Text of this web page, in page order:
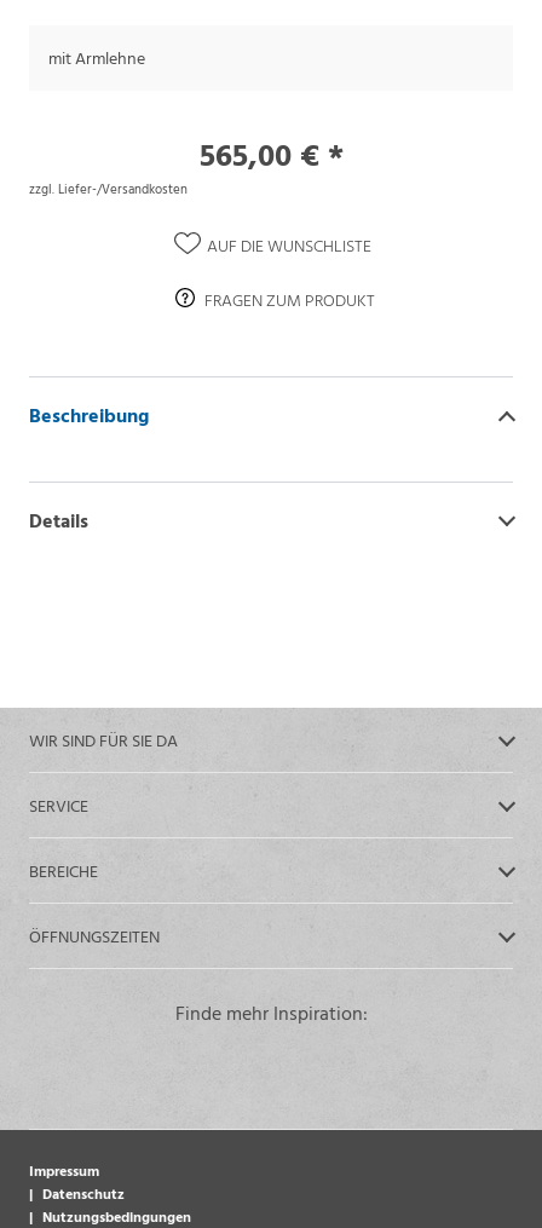
mit Armlehne
565,00 € *
zzgl. Liefer-/Versandkosten
AUF DIE WUNSCHLISTE
FRAGEN ZUM PRODUKT
Beschreibung
Details
WIR SIND FÜR SIE DA
SERVICE
BEREICHE
ÖFFNUNGSZEITEN
Finde mehr Inspiration:
Impressum
Datenschutz
Nutzungsbedingungen